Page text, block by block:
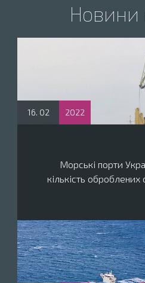
Новини
16. 02 2022
Морські порти
кількість оброблених